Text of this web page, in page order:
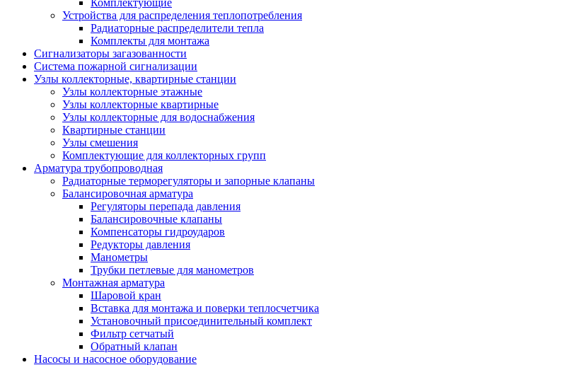
Комплектующие
Устройства для распределения теплопотребления
Радиаторные распределители тепла
Комплекты для монтажа
Сигнализаторы загазованности
Система пожарной сигнализации
Узлы коллекторные, квартирные станции
Узлы коллекторные этажные
Узлы коллекторные квартирные
Узлы коллекторные для водоснабжения
Квартирные станции
Узлы смешения
Комплектующие для коллекторных групп
Арматура трубопроводная
Радиаторные терморегуляторы и запорные клапаны
Балансировочная арматура
Регуляторы перепада давления
Балансировочные клапаны
Компенсаторы гидроударов
Редукторы давления
Манометры
Трубки петлевые для манометров
Монтажная арматура
Шаровой кран
Вставка для монтажа и поверки теплосчетчика
Установочный присоединительный комплект
Фильтр сетчатый
Обратный клапан
Насосы и насосное оборудование